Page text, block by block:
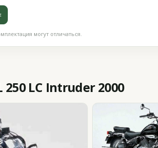
могут отличаться.
LC Intruder 2000